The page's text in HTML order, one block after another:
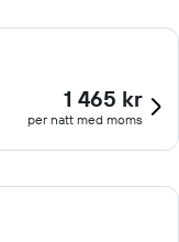
1 465 kr
per natt med moms